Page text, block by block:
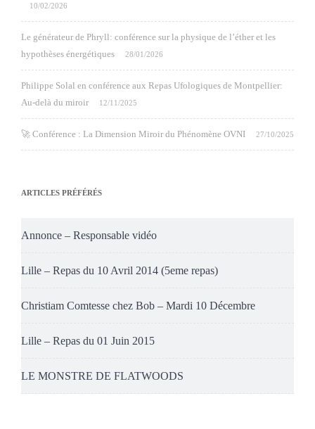
10/02/2026
Le générateur de Phryll: conférence sur la physique de l’éther et les
hypothèses énergétiques
28/01/2026
Philippe Solal en conférence aux Repas Ufologiques de Montpellier:
Au-delà du miroir
12/11/2025
🚀 Conférence : La Dimension Miroir du Phénomène OVNI 27/10/2025
ARTICLES PRÉFÉRÉS
Annonce – Responsable vidéo
Lille – Repas du 10 Avril 2014 (5eme repas)
Christiam Comtesse chez Bob – Mardi 10 Décembre
Lille – Repas du 01 Juin 2015
LE MONSTRE DE FLATWOODS